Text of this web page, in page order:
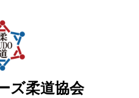
ズ柔道協会